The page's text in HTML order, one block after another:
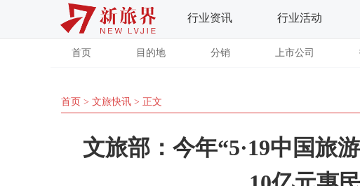
行业资讯 行业活动
首页 目的地 分销 上市公司
首页 > 文旅快讯 > 正文
文旅部：今年“5·19中国旅